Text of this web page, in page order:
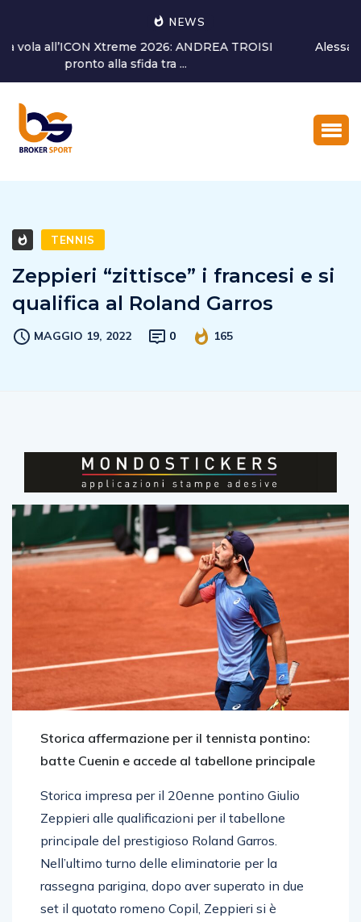
NEWS
Alessandro Bagni torna a dedicarsi alla crescita del
settore giovanile...
TENNIS
Zeppieri “zittisce” i francesi e si
qualifica al Roland Garros
MAGGIO 19, 2022 0 165
Storica affermazione per il tennista pontino:
batte Cuenin e accede al tabellone principale
Storica impresa per il 20enne pontino Giulio
Zeppieri alle qualificazioni per il tabellone
principale del prestigioso Roland Garros.
Nell’ultimo turno delle eliminatorie per la
rassegna parigina, dopo aver superato in due
set il quotato romeno Copil, Zeppieri si è